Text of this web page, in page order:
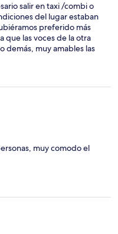
salir en taxi /combi o
del lugar estaban
preferido más
que las voces de la otra
demás, muy amables las
muy comodo el